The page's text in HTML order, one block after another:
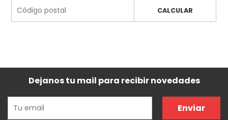
CALCULAR
Dejanos tu mail para recibir novedades
Enviar